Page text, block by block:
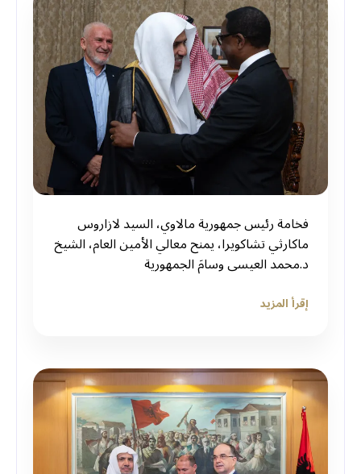
‏فخامة رئيس جمهورية مالاوي، السيد لازاروس
ماكارثي تشاكويرا، يمنح معالي الأمين العام، الشيخ
د.⁧‫محمد العيسى‬⁩ وسامَ الجمهورية
إقرأ المزيد